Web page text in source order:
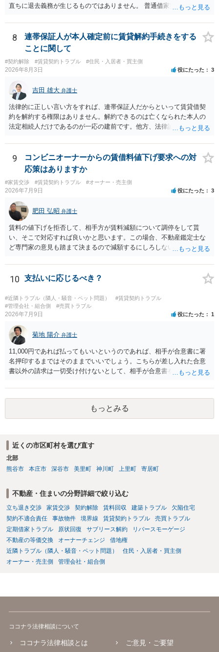
直ちに退去義務が生じるものではありません。 普通借家契約から定期
新たな定期借家契約を締結する形になりますが、これは任意の合意が
前提であり、借主が同意しなければ成立しません。 12年間の居住実
績、子どもの学校や地域とのつながり、転居費用の準備が困難な事情
などは、借主側の強い居住継続の必要性として正当事由判断において
重視される要素ですので、貸主側にかなり具体的な事情と立退料など
がない限り、更新拒絶が認められるハードルは一般的に高いと考えら
れます。 建物が未登記であること自体は、賃貸借契約の有効性を直ち
に否定するものではなく、引渡しがされていれば賃貸借の効力は原則
有効とされています。 今後の交渉では、①現在は普通借家契約が継続
しており定期借家への変更に合意していないこと、②貸主側の事情
（誰が所有者で誰が実際に住む予定か等）を具体的に書面で説明して
ほしいこと、③自分たちの居住継続の必要性を丁寧に伝えること、を
基本方針としたうえで、仮に一定時期の退去を検討する場合には、立
退料・引越費用・原状回復費用負担などの条件を明確にした書面を作
成することが重要です。 契約書では、更新条項・解除条項・期間の定
め・定期借家に関する記載の有無、これまでの更新時の合意内容
（「今回で最後」などの文言）が、借主不利な特約として無効になり
得るかどうかも含めて検討ポイントになりますので、署名押印前に内
容を十分に確認し、不明点は弁護士に相談することをおすすめしま
す。
8
連帯保証人が本人確定前に賃貸解約手続きをする
ことに関して
#契約解除 #賃貸契約トラブル #住民・入居者・買主側
2026年8月3日 役にたった 3
吉田 雄大 弁護士
法律的に正しい言い方をすれば、連帯保証人だからといって賃貸借契
約を解約する権限はありません。解約できるのは亡くなられた本人の
法定相続人だけであるのが一応の建前です。他方、法律論はさてお
する動機づけがなくなります。 今回進められつつある手続はあくまで
も、建物を賃貸人に一日も早く明け渡すための便宜的方法として理解
するのが良いと思います。またその方法で進めた方が、連帯保証人で
あるお知り合いさんにとっても、自身の経済的負担を最小限に食い止
められるため望ましいやり方だといえます。
9
コンビニオーナーからの賃借料値下げ要求への対
応策はありますか
#家賃交渉 #賃貸契約トラブル #オーナー・売主側
2026年7月9日 役にたった 3
肥田 弘昭 弁護士
賃料の値下げを拒否して、相手方が賃料減額について調停をして貰
い、そこで対応すれば良いかと思います。この場合、不動産鑑定士な
ど専門家の意見も踏まて決まるので減額するにしろしないにしろ公平
否すればよいだけです。ご参考にしてください。
10 支払いに応じるべき？
#近隣トラブル（隣人・騒音・ペット問題）
#賃貸契約トラブル
#管理会社・組合側
#売買トラブル
2026年7月9日 役にたった 1
菊地 陽介 弁護士
11,000円であれば払ってもいいというのであれば、相手が合意書に署
名押印するまではそのままでいいでしょう。こちらが差し入れた合意
書以外の請求は一切受け付けないとして、相手が合意書を作成するま
入れてしまっているということなので、もし11,000円の支払い合意も
撤回したいというのであれば、できれば内容証明で先方の支払いの請
求について一切応じるつもりがない旨を書面で伝えたうえで、先に差
し入れた合意書は撤回すると明確に示す必要があります。
もっとみる
近くの市区町村を選び直す
北部
熊谷市
本庄市 深谷市 美里町 神川町 上里町 寄居町
不動産・住まいの分野詳細で絞り込む
立ち退き交渉 家賃交渉 契約解除 賃料回収 建築トラブル
欠陥住宅
契約不適合責任
事故物件 境界線 賃貸契約トラブル
売買トラブル
定期借家トラブル
原状回復 サブリース解約
リバースモーゲージ
不動産の等価交換
オーナーチェンジ
借地権
近隣トラブル（隣人・騒音・ペット問題）
住民・入居者・買主側
オーナー・売主側
管理会社・組合側
ココナラ法律相談について
ココナラ法律相談とは
ご意見・ご要望